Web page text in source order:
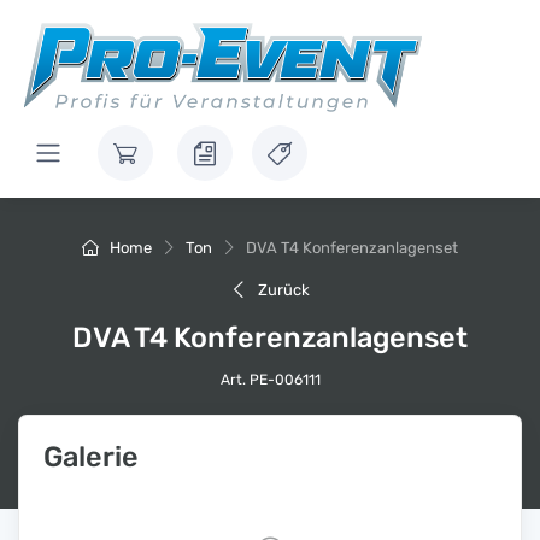
Home Ton DVA T4 Konferenzanlagenset
Zurück
DVA T4 Konferenzanlagenset
Art. PE-006111
Galerie